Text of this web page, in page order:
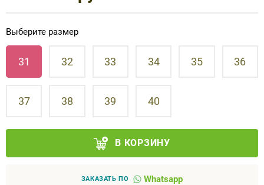
Выберите размер
31 32 33 34 35 36
37 38 39 40
В КОРЗИНУ
ЗАКАЗАТЬ ПО Whatsapp
инвалидов
Противопролежневые матрасы, подушки
ОПОРЫ, ВЕРТИКАЛИЗАТОРЫ, Оборудование